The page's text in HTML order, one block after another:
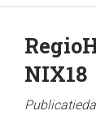
NIX18